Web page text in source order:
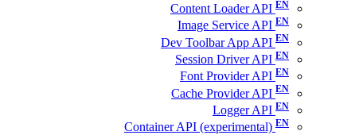
Content Loader API
Image Service API
Dev Toolbar App API
Session Driver API
Font Provider API
Cache Provider API
Logger API
Container API (experimental)